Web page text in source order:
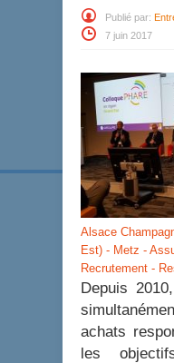
Publié par:
7 juin 2017
Alsace
Est) - Metz -
Recrutement -
Depuis
achats
les